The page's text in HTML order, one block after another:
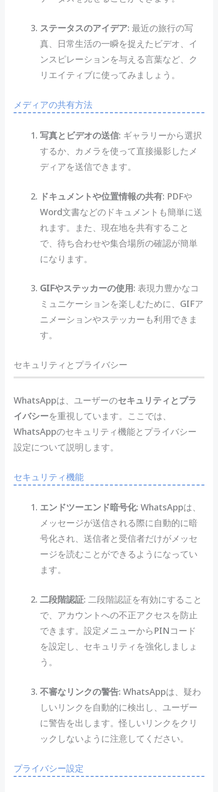
ステータスのアイデア: 最近の旅行の写
真、日常生活の一瞬を捉えたビデオ、イ
ンスピレーションを与える言葉など、ク
リエイティブに使ってみましょう。
メディアの共有方法
写真とビデオの送信: ギャラリーから選択
するか、カメラを使って直接撮影したメ
ディアを送信できます。
ドキュメントや位置情報の共有: PDFや
Word文書などのドキュメントも簡単に送
れます。また、現在地を共有すること
で、待ち合わせや集合場所の確認が簡単
になります。
GIFやステッカーの使用: 表現力豊かなコ
ミュニケーションを楽しむために、GIFア
ニメーションやステッカーも利用できま
す。
セキュリティとプライバシー
WhatsAppは、ユーザーのセキュリティとプラ
イバシーを重視しています。ここでは、
WhatsAppのセキュリティ機能とプライバシー
設定について説明します。
セキュリティ機能
エンドツーエンド暗号化: WhatsAppは、
メッセージが送信される際に自動的に暗
号化され、送信者と受信者だけがメッセ
ージを読むことができるようになってい
ます。
二段階認証: 二段階認証を有効にすること
で、アカウントへの不正アクセスを防止
できます。設定メニューからPINコード
を設定し、セキュリティを強化しましょ
う。
不審なリンクの警告: WhatsAppは、疑わ
しいリンクを自動的に検出し、ユーザー
に警告を出します。怪しいリンクをクリ
ックしないように注意してください。
プライバシー設定